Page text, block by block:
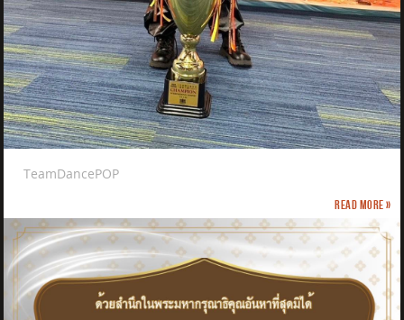
TeamDancePOP
Read more »